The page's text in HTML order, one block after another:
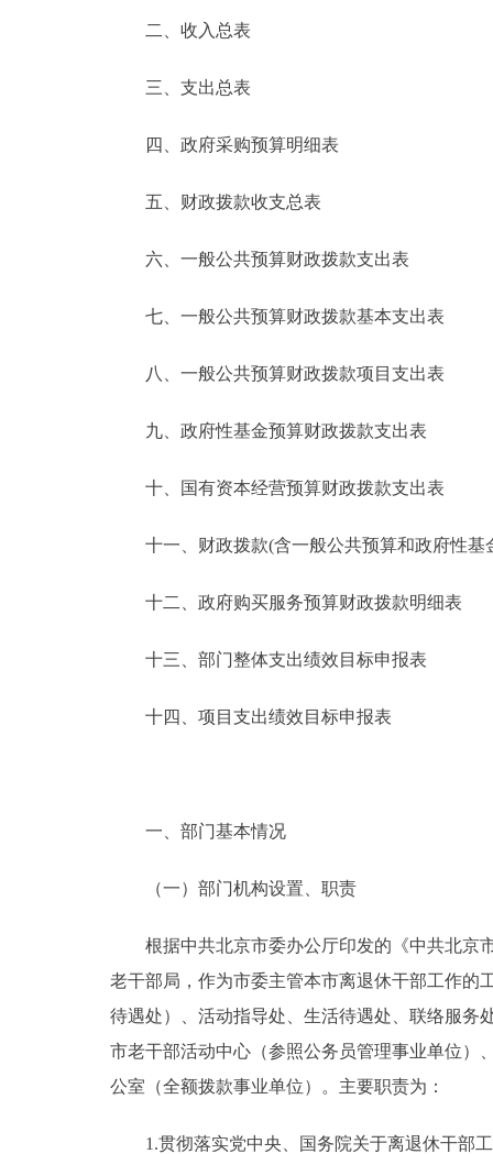
参与调查
走进北京
北京概况
绿色北京
ENGLISH
二、收入总表
三、支出总表
四、政府采购预算明细表
五、财政拨款收支总表
六、一般公共预算财政拨款支出表
七、一般公共预算财政拨款基本支出表
八、一般公共预算财政拨款项目支出表
九、政府性基金预算财政拨款支出表
十、国有资本经营预算财政拨款支出表
十一、财政拨款(含一般公共预算和政府性基
十二、政府购买服务预算财政拨款明细表
十三、部门整体支出绩效目标申报表
十四、项目支出绩效目标申报表
一、部门基本情况
（一）部门机构设置、职责
根据中共北京市委办公厅印发的《中共北京市
老干部局，作为市委主管本市离退休干部工作的
待遇处）、活动指导处、生活待遇处、联络服务
市老干部活动中心（参照公务员管理事业单位）
公室（全额拨款事业单位）。主要职责为：
1.贯彻落实党中央、国务院关于离退休干部工